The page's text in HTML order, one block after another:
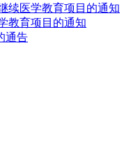
续医学教育项目的通知
教育项目的通知
通告